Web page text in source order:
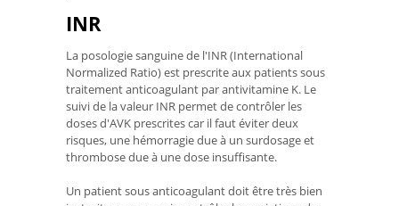
INR
La posologie sanguine de l'INR (International
Normalized Ratio) est prescrite aux patients sous
traitement anticoagulant par antivitamine K. Le
suivi de la valeur INR permet de contrôler les
doses d'AVK prescrites car il faut éviter deux
risques, une hémorragie due à un surdosage et
thrombose due à une dose insuffisante.
Un patient sous anticoagulant doit être très bien